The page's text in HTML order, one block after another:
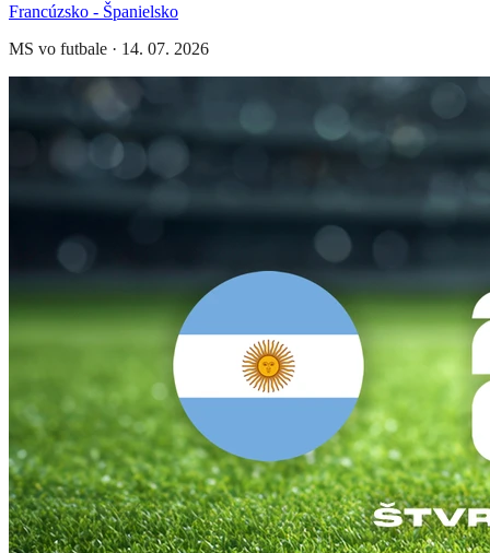
Francúzsko - Španielsko
MS vo futbale · 14. 07. 2026